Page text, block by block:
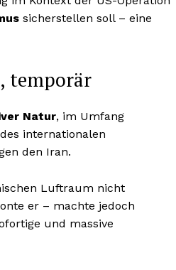
sicherstellen soll – eine
temporär
Natur, im Umfang
internationalen
den Iran.
Luftraum nicht
er – machte jedoch
und massive